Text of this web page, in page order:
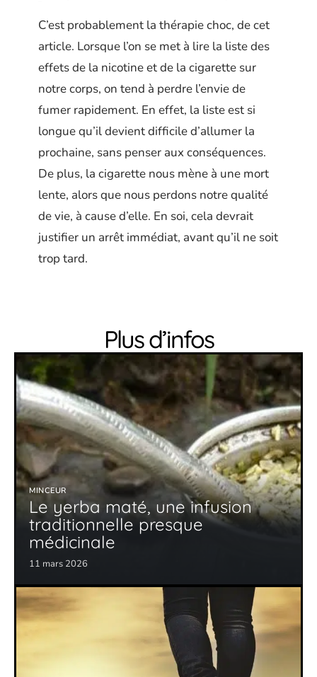
C’est probablement la thérapie choc, de cet
article. Lorsque l’on se met à lire la liste des
effets de la nicotine et de la cigarette sur
notre corps, on tend à perdre l’envie de
fumer rapidement. En effet, la liste est si
longue qu’il devient difficile d’allumer la
prochaine, sans penser aux conséquences.
De plus, la cigarette nous mène à une mort
lente, alors que nous perdons notre qualité
de vie, à cause d’elle. En soi, cela devrait
justifier un arrêt immédiat, avant qu’il ne soit
trop tard.
Plus d’infos
MINCEUR
Le yerba maté, une infusion
traditionnelle presque
médicinale
11 mars 2026